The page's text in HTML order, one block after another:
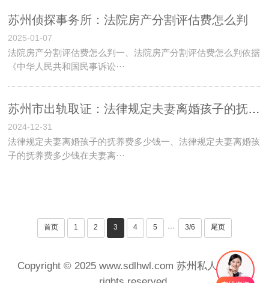
苏州侦探事务所：法院房产分割评估费怎么判
2025-01-07
法院房产分割评估费怎么判一、法院房产分割评估费怎么判依据
《中华人民共和国民事诉讼···
苏州市出轨取证：法律规定夫妻离婚孩子的抚养费多少钱
2024-12-31
法律规定夫妻离婚孩子的抚养费多少钱一、法律规定夫妻离婚孩
子的抚养费多少钱在夫妻离···
首页 1 2 3 4 5 ··· 3/6 尾页
Copyright © 2025 www.sdlhwl.com 苏州私人调查 All